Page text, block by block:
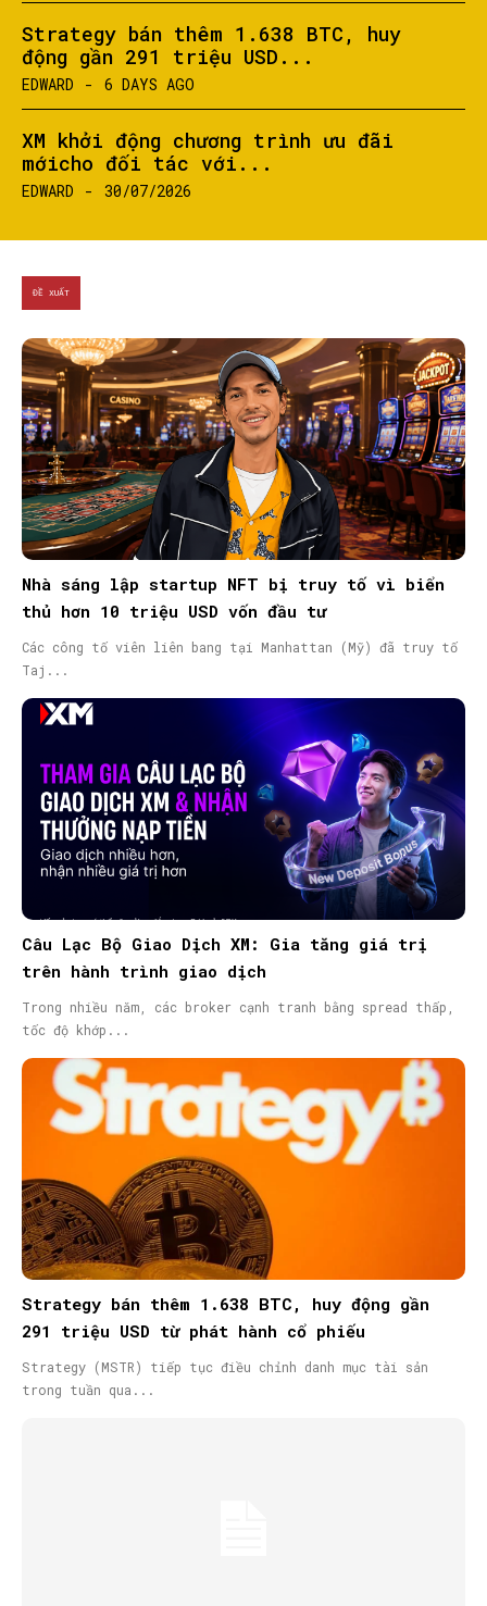
Strategy bán thêm 1.638 BTC, huy
động gần 291 triệu USD...
EDWARD - 6 DAYS AGO
XM khởi động chương trình ưu đãi
mớicho đối tác với...
EDWARD - 30/07/2026
ĐỀ XUẤT
Nhà sáng lập startup NFT bị truy tố vì biển
thủ hơn 10 triệu USD vốn đầu tư
Các công tố viên liên bang tại Manhattan (Mỹ) đã truy tố
Taj...
Câu Lạc Bộ Giao Dịch XM: Gia tăng giá trị
trên hành trình giao dịch
Trong nhiều năm, các broker cạnh tranh bằng spread thấp,
tốc độ khớp...
Strategy bán thêm 1.638 BTC, huy động gần
291 triệu USD từ phát hành cổ phiếu
Strategy (MSTR) tiếp tục điều chỉnh danh mục tài sản
trong tuần qua...